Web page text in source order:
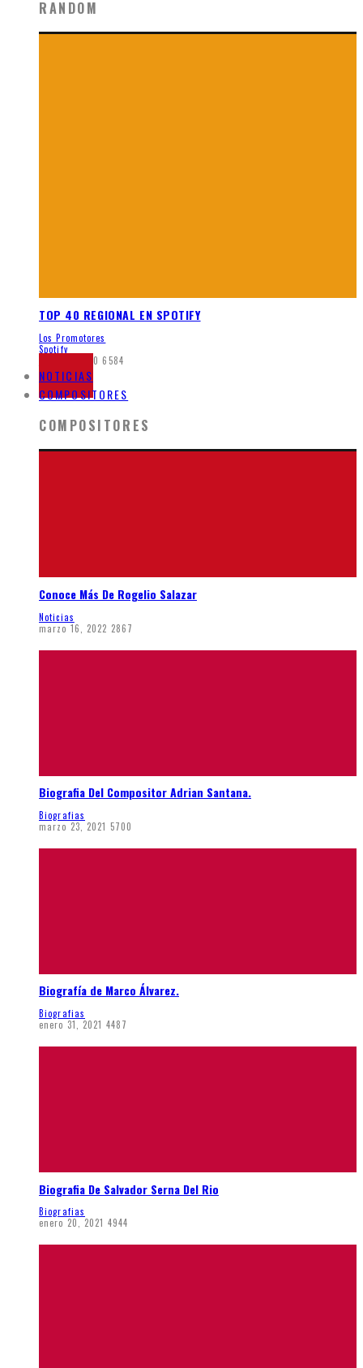
RANDOM
TOP 40 REGIONAL EN SPOTIFY
Los Promotores
Spotify
junio 8, 2020 6584
NOTICIAS
COMPOSITORES
COMPOSITORES
Conoce Más De Rogelio Salazar
Noticias
marzo 16, 2022 2867
Biografia Del Compositor Adrian Santana.
Biografias
marzo 23, 2021 5700
Biografía de Marco Álvarez.
Biografias
enero 31, 2021 4487
Biografia De Salvador Serna Del Rio
Biografias
enero 20, 2021 4944